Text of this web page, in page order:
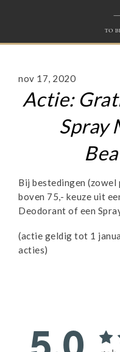
nov 17, 2020
Actie:
Spray
Bij bestedingen (zowel
boven 75,- keuze uit
Deodorant of een
(actie geldig tot 1
acties)